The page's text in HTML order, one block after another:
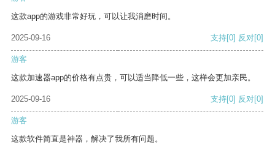
这款app的游戏非常好玩，可以让我消磨时间。
2025-09-16 支持[0] 反对[0]
游客
这款加速器app的价格有点贵，可以适当降低一些，这样会更加亲民。
2025-09-16 支持[0] 反对[0]
游客
这款软件简直是神器，解决了我所有问题。